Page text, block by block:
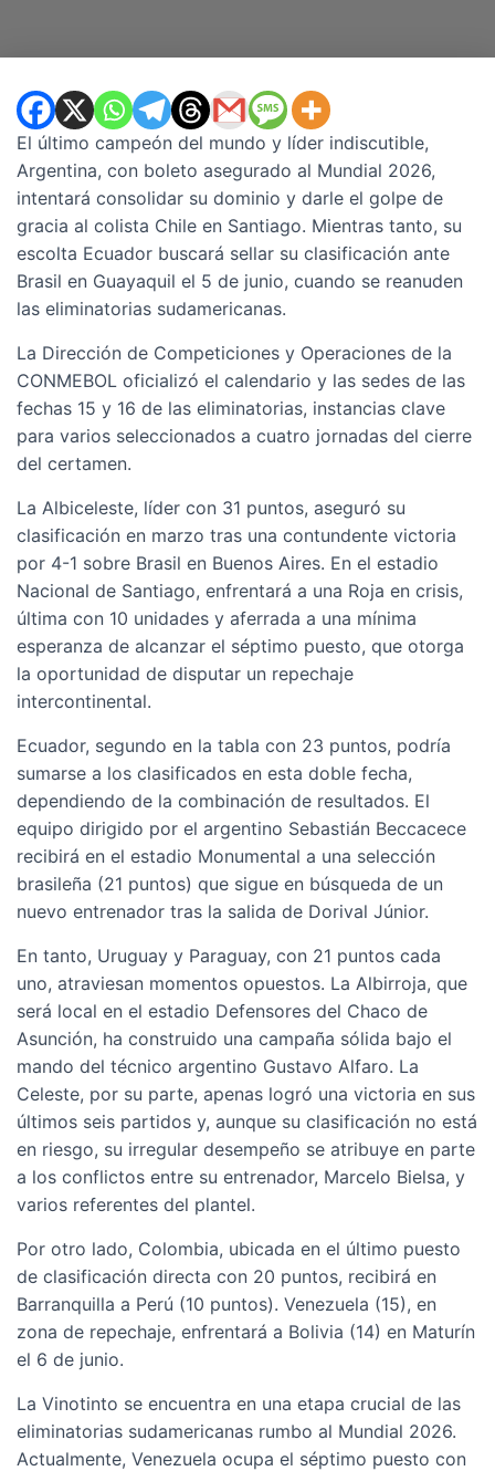
El último campeón del mundo y líder indiscutible,
Argentina, con boleto asegurado al Mundial 2026,
intentará consolidar su dominio y darle el golpe de
gracia al colista Chile en Santiago. Mientras tanto, su
escolta Ecuador buscará sellar su clasificación ante
Brasil en Guayaquil el 5 de junio, cuando se reanuden
las eliminatorias sudamericanas.
La Dirección de Competiciones y Operaciones de la
CONMEBOL oficializó el calendario y las sedes de las
fechas 15 y 16 de las eliminatorias, instancias clave
para varios seleccionados a cuatro jornadas del cierre
del certamen.
La Albiceleste, líder con 31 puntos, aseguró su
clasificación en marzo tras una contundente victoria
por 4-1 sobre Brasil en Buenos Aires. En el estadio
Nacional de Santiago, enfrentará a una Roja en crisis,
última con 10 unidades y aferrada a una mínima
esperanza de alcanzar el séptimo puesto, que otorga
la oportunidad de disputar un repechaje
intercontinental.
Ecuador, segundo en la tabla con 23 puntos, podría
sumarse a los clasificados en esta doble fecha,
dependiendo de la combinación de resultados. El
equipo dirigido por el argentino Sebastián Beccacece
recibirá en el estadio Monumental a una selección
brasileña (21 puntos) que sigue en búsqueda de un
nuevo entrenador tras la salida de Dorival Júnior.
En tanto, Uruguay y Paraguay, con 21 puntos cada
uno, atraviesan momentos opuestos. La Albirroja, que
será local en el estadio Defensores del Chaco de
Asunción, ha construido una campaña sólida bajo el
mando del técnico argentino Gustavo Alfaro. La
Celeste, por su parte, apenas logró una victoria en sus
últimos seis partidos y, aunque su clasificación no está
en riesgo, su irregular desempeño se atribuye en parte
a los conflictos entre su entrenador, Marcelo Bielsa, y
varios referentes del plantel.
Por otro lado, Colombia, ubicada en el último puesto
de clasificación directa con 20 puntos, recibirá en
Barranquilla a Perú (10 puntos). Venezuela (15), en
zona de repechaje, enfrentará a Bolivia (14) en Maturín
el 6 de junio.
La Vinotinto se encuentra en una etapa crucial de las
eliminatorias sudamericanas rumbo al Mundial 2026.
Actualmente, Venezuela ocupa el séptimo puesto con